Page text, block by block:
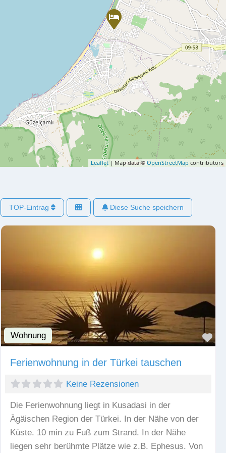
Leaflet | Map data ©OpenStreetMap contributors
TOP-Eintrag Diese Suche speichern
Wohnung
Ferienwohnung in der Türkei tauschen
Keine Rezensionen
Die Ferienwohnung liegt in Kusadasi in der
Ägäischen Region der Türkei. In der Nähe von der
Küste. 10 min zu Fuß zum Strand. In der Nähe
liegen sehr berühmte Plätze wie z.B. Ephesus. Von